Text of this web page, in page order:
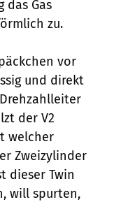
das Gas
zu.
vor
und direkt
der V2
welcher
Zweizylinder
dieser Twin
will spurten,